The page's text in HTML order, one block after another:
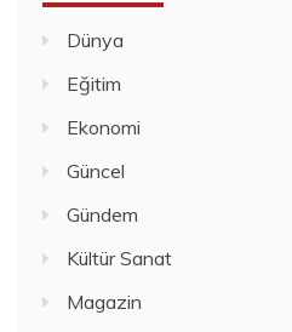
Dünya
Eğitim
Ekonomi
Güncel
Gündem
Kültür Sanat
Magazin